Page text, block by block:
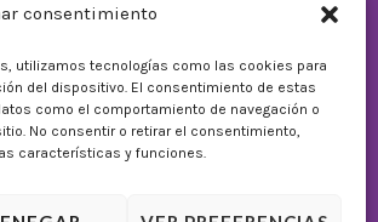
consentimiento
utilizamos tecnologías como las cookies para
del dispositivo. El consentimiento de estas
como el comportamiento de navegación o
No consentir o retirar el consentimiento,
características y funciones.
Factory